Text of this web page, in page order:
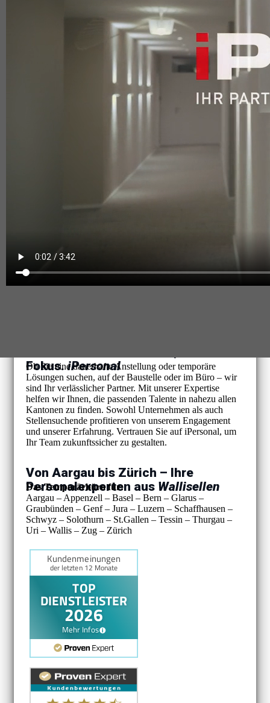
Fokus.iPersonal
Ob Sie eine dauerhafte Anstellung oder temporäre
Lösungen suchen, auf der Baustelle oder im Büro – wir
sind Ihr verlässlicher Partner. Mit unserer Expertise
helfen wir Ihnen, die passenden Talente in nahezu allen
Kantonen zu finden. Sowohl Unternehmen als auch
Stellensuchende profitieren von unserem Engagement
und unserer Erfahrung. Vertrauen Sie auf iPersonal, um
Ihr Team zukunftssicher zu gestalten.
Von Aargau bis Zürich – Ihre
Personalexperten aus Wallisellen
Das Temporärbüro für:
Aargau – Appenzell – Basel – Bern – Glarus –
Graubünden – Genf – Jura – Luzern – Schaffhausen –
Schwyz – Solothurn – St.Gallen – Tessin – Thurgau –
Uri – Wallis – Zug – Zürich